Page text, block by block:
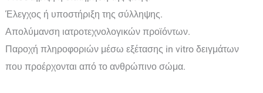
Έλεγχος ή υποστήριξη της σύλληψης.
Απολύμανση ιατροτεχνολογικών προϊόντων.
Παροχή πληροφοριών μέσω εξέτασης in vitro δειγμάτων
που προέρχονται από το ανθρώπινο σώμα.